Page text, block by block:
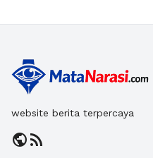
website berita terpercaya
publicrss_feed